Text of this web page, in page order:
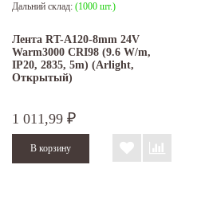
Дальний склад: (1000 шт.)
Лента RT-A120-8mm 24V
Warm3000 CRI98 (9.6 W/m,
IP20, 2835, 5m) (Arlight,
Открытый)
1 011,99 ₽